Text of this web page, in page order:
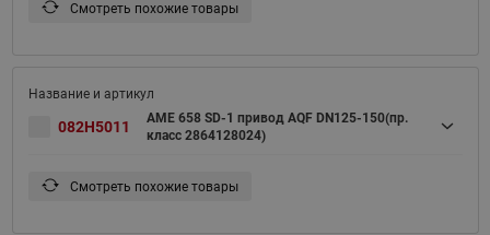
Смотреть похожие товары
082H5011
AME 658 SD-1 привод AQF DN125-150(пр.
класс 2864128024)
Смотреть похожие товары